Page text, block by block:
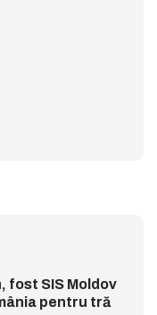
fost SIS Moldov
pentru tră